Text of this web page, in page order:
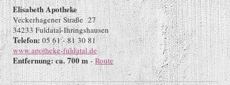
Elisabeth Apotheke
Veckerhagener Straße 27
34233 Fuldatal-Ihringshausen
Telefon:05 61 - 81 30 81
www.apotheke-fuldatal.de
Entfernung: ca. 700 m-Route